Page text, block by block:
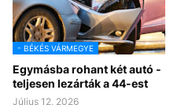
- BÉKÉS VÁRMEGYE
Egymásba rohant két autó -
teljesen lezárták a 44-est
Július 12, 2026